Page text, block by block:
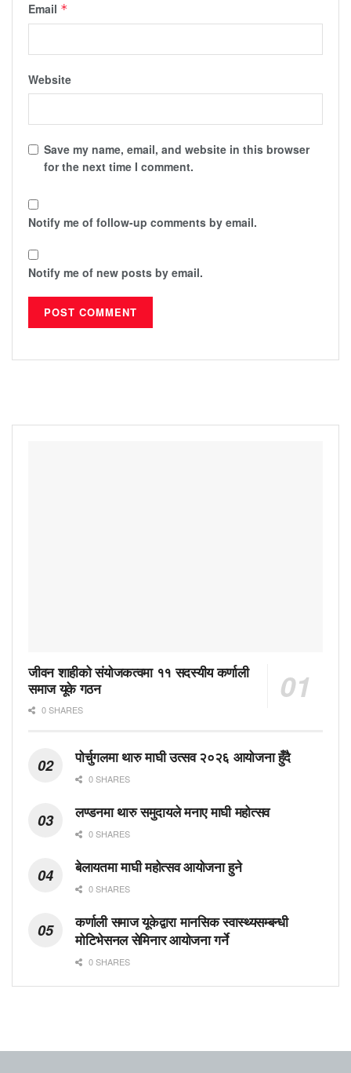
Email *
Website
Save my name, email, and website in this browser
for the next time I comment.
Notify me of follow-up comments by email.
Notify me of new posts by email.
जीवन शाहीको संयोजकत्वमा ११ सदस्यीय कर्णाली
समाज यूके गठन
0 SHARES
पोर्चुगलमा थारु माघी उत्सव २०२६ आयोजना हुँदै
0 SHARES
लण्डनमा थारु समुदायले मनाए माघी महोत्सव
0 SHARES
बेलायतमा माघी महोत्सव आयोजना हुने
0 SHARES
कर्णाली समाज यूकेद्वारा मानसिक स्वास्थ्यसम्बन्धी
मोटिभेसनल सेमिनार आयोजना गर्ने
0 SHARES